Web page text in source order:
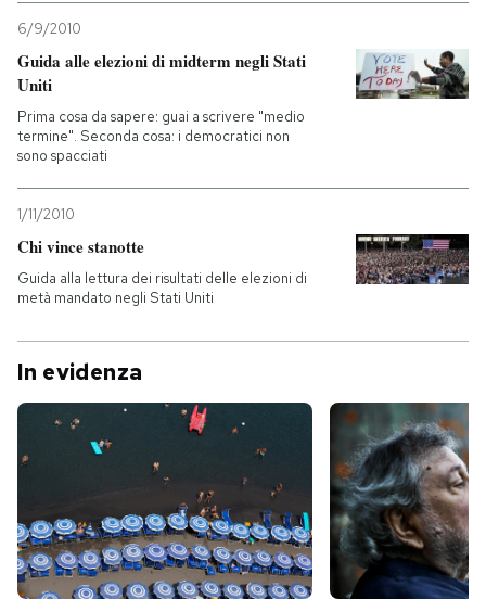
6/9/2010
Guida alle elezioni di midterm negli Stati
Uniti
Prima cosa da sapere: guai a scrivere "medio
termine". Seconda cosa: i democratici non
sono spacciati
1/11/2010
Chi vince stanotte
Guida alla lettura dei risultati delle elezioni di
metà mandato negli Stati Uniti
In evidenza